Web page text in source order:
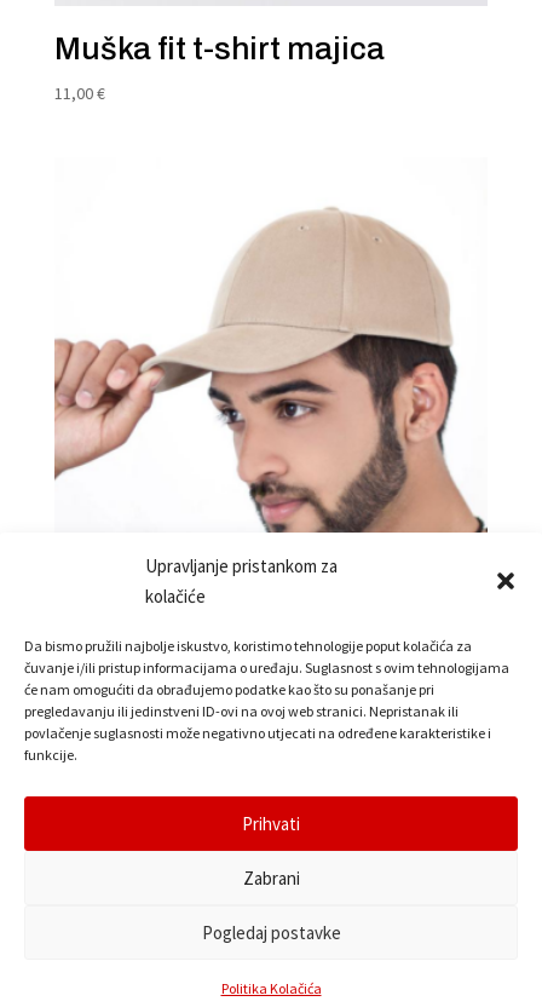
Upravljanje pristankom za
kolačiće
Da bismo pružili najbolje iskustvo, koristimo tehnologije poput kolačića za
čuvanje i/ili pristup informacijama o uređaju. Suglasnost s ovim tehnologijama
će nam omogućiti da obrađujemo podatke kao što su ponašanje pri
pregledavanju ili jedinstveni ID-ovi na ovoj web stranici. Nepristanak ili
povlačenje suglasnosti može negativno utjecati na određene karakteristike i
funkcije.
Prihvati
Zabrani
Pogledaj postavke
Politika Kolačića
Muška fit t-shirt majica
11,00€
Šilt kapa
5,00€
© 2022. Ad Style j.d.o.o –Politika kolačića